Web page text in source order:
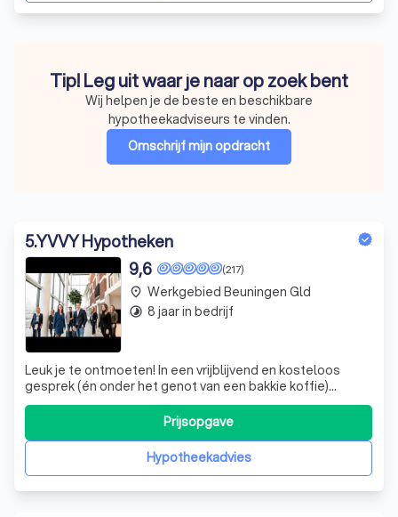
Tip! Leg uit waar je naar op zoek bent
Wij helpen je de beste en beschikbare
hypotheekadviseurs te vinden.
Omschrijf mijn opdracht
5.YVVY Hypotheken
(217)
9,6
Leuk je te ontmoeten! In een vrijblijvend en kosteloos
gesprek (én onder het genot van een bakkie koffie)
bespreken we jouw wensen en financiële situatie. We
geven je direct advies over de hypotheek die het beste
past en welke financiële producten we aanbevelen. We
vertellen je alles over het hypoth
Hypotheekadvies
Prijsopgave
place Werkgebied Beuningen Gld
timelapse 8 jaar in bedrijf